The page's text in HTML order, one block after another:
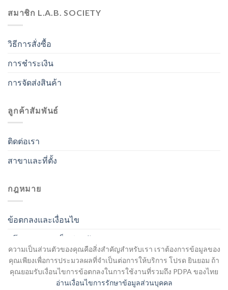
ความเป็นส่วนตัวของคุณคือสิ่งสำคัญสำหรับเรา เราต้องการข้อมูลของ
คุณเพียงเพื่อการประมวลผลที่จำเป็นต่อการให้บริการ โปรด ยินยอม ถ้า
คุณยอมรับเงื่อนไขการข้อตกลงในการใช้งานที่รวมถึง PDPA ของไทย
อ่านเงื่อนไขการรักษาข้อมูลส่วนบุคคล
สมาชิก L.A.B. SOCIETY
วิธีการสั่งซื้อ
การชำระเงิน
การจัดส่งสินค้า
ลูกค้าสัมพันธ์
ติดต่อเรา
สาขาและที่ตั้ง
กฎหมาย
ข้อตกลงและเงื่อนไข
นโยบายความเป็นส่วนตัว